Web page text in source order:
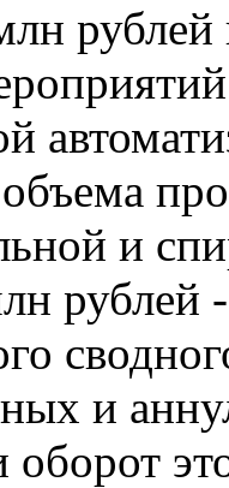
рублей
и
рублей
и
оборот